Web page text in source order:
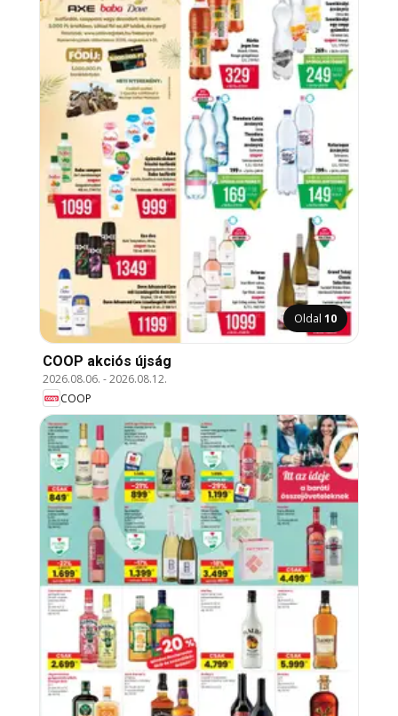
Oldal 10
COOP akciós újság
2026.08.06. -2026.08.12.
COOP